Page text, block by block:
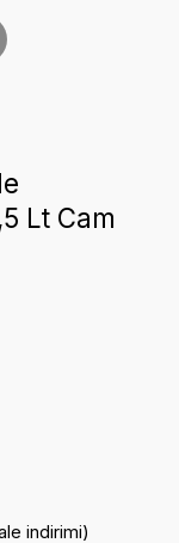
Lt Cam
indirimi)